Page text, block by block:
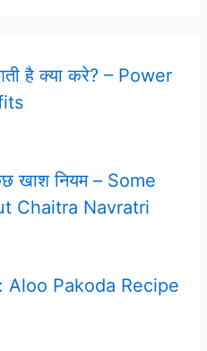
है क्या करे? – Power
खाश नियम – Some
Chaitra Navratri
Aloo Pakoda Recipe